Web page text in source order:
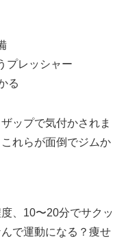
プレッシャー
る
ップで気付かされま
れらが面倒でジムか
、10〜20分でサクッ
で運動になる？痩せ